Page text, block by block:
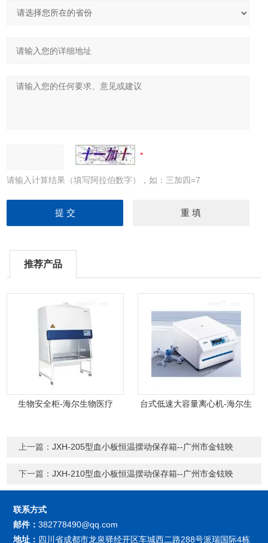
请输入计算结果（填写阿拉伯数字），如：三加四=7
推荐产品
生物安全柜-海尔生物医疗
台式低速大容量离心机-海尔生
上一篇：JXH-205型血小板恒温摆动保存箱--广州市金铉映
下一篇：JXH-210型血小板恒温摆动保存箱--广州市金铉映
联系方式
邮件：382778490@qq.com
地址： 四川省成都市龙泉驿经开区车城西二路288号派瑞国际4栋